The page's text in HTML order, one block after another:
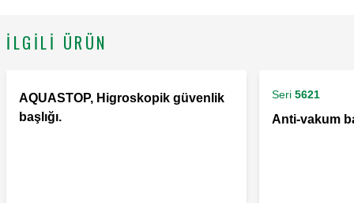
İLGILI ÜRÜN
AQUASTOP, Higroskopik güvenlik
başlığı.
Seri 5621
Anti-vakum